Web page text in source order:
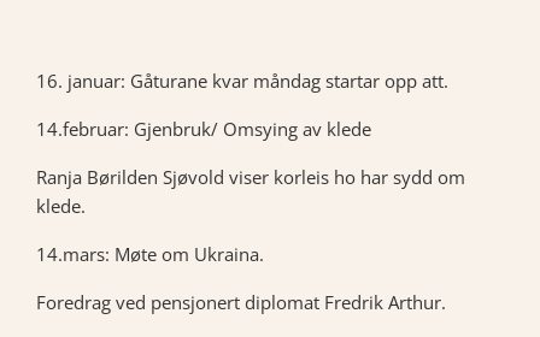
16. januar: Gåturane kvar måndag startar opp att.
14.februar: Gjenbruk/ Omsying av klede
Ranja Børilden Sjøvold viser korleis ho har sydd om
klede.
14.mars: Møte om Ukraina.
Foredrag ved pensjonert diplomat Fredrik Arthur.